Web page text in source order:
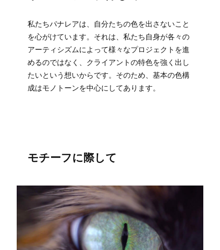
私たちパナレアは、自分たちの色を出さないこと
を心がけています。それは、私たち自身が各々の
アーティシズムによって様々なプロジェクトを進
めるのではなく、クライアントの特色を強く出し
たいという想いからです。そのため、基本の色構
成はモノトーンを中心にしてあります。
モチーフに際して